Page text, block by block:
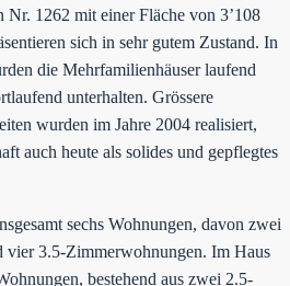
Nr. 1262 mit einer Fläche von 3’108
sich in sehr gutem Zustand. In
die Mehrfamilienhäuser laufend
unterhalten. Grössere
wurden im Jahre 2004 realisiert,
auch heute als solides und gepflegtes
sechs Wohnungen, davon zwei
vier 3.5-Zimmerwohnungen. Im Haus
bestehend aus zwei 2.5-